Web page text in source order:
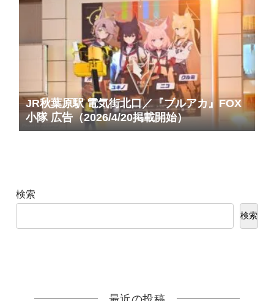
JR秋葉原駅 電気街北口／『ブルアカ』FOX
小隊 広告（2026/4/20掲載開始）
検索
検索